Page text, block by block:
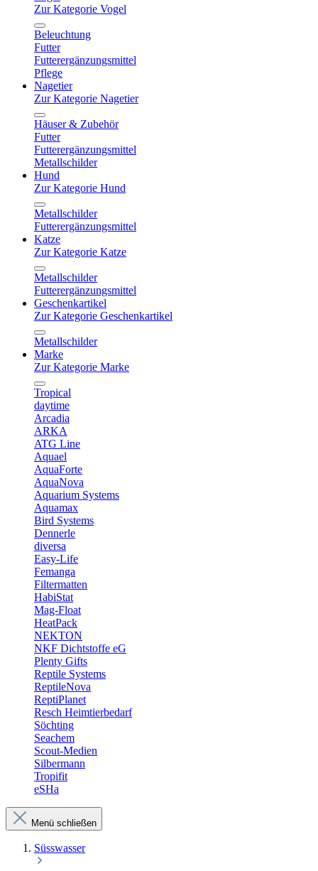
Zur Kategorie Vogel
Beleuchtung
Futter
Futterergänzungsmittel
Pflege
Nagetier
Zur Kategorie Nagetier
Häuser & Zubehör
Futter
Futterergänzungsmittel
Metallschilder
Hund
Zur Kategorie Hund
Metallschilder
Futterergänzungsmittel
Katze
Zur Kategorie Katze
Metallschilder
Futterergänzungsmittel
Geschenkartikel
Zur Kategorie Geschenkartikel
Metallschilder
Marke
Zur Kategorie Marke
Tropical
daytime
Arcadia
ARKA
ATG Line
Aquael
AquaForte
AquaNova
Aquarium Systems
Aquamax
Bird Systems
Dennerle
diversa
Easy-Life
Femanga
Filtermatten
HabiStat
Mag-Float
HeatPack
NEKTON
NKF Dichtstoffe eG
Plenty Gifts
Reptile Systems
ReptileNova
ReptiPlanet
Resch Heimtierbedarf
Söchting
Seachem
Scout-Medien
Silbermann
Tropifit
eSHa
Menü schließen
Süsswasser